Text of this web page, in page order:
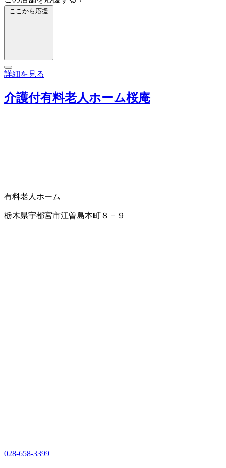
ここから応援
詳細を見る
介護付有料老人ホーム桜庵
有料老人ホーム
栃木県宇都宮市江曽島本町８－９
028-658-3399